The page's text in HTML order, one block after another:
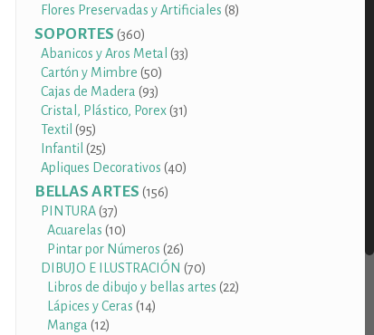
productos
Flores Preservadas y Artificiales 88
SOPORTES 360360
productos
Abanicos y Aros Metal 3333
Cartón y Mimbre 5050
productos
Cajas de Madera 9393
productos
Cristal, Plástico, Porex 3131
Textil 9595
productos
Infantil 2525
productos
Apliques Decorativos 4040
BELLAS ARTES 156156
PINTURA 3737
productos
Acuarelas 1010
productos
Pintar por Números 2626
productos
DIBUJO E ILUSTRACIÓN 7070
productos
Libros de dibujo y bellas artes 2222
Lápices y Ceras 1414
Manga 1212